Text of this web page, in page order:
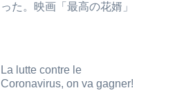
った。映画「最高の花婿」
La lutte contre le
Coronavirus, on va gagner!